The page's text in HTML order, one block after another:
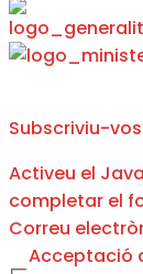
Subscriviu-
Activeu el
completar el
Correu
Correu
Acceptació